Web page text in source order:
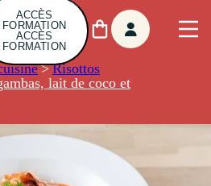
ACCÈS
FORMATION
ACCÈS
FORMATION
> Risottos
lait de coco et